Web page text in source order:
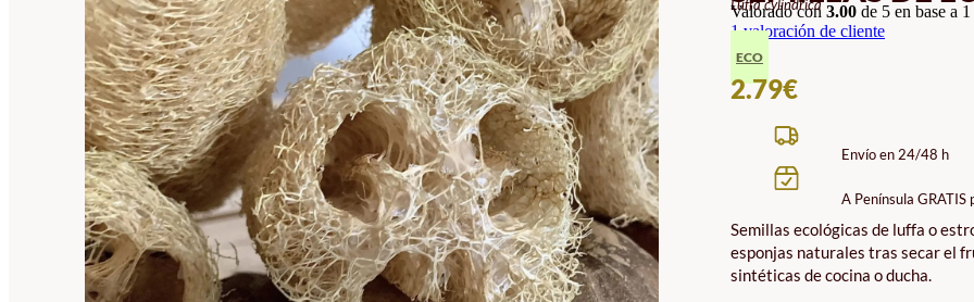
Luffa cylindrica
Valorado con 3.00 de 5 en base a 1
1valoración de cliente
ECO
2.79€
Envío en 24/48 h
A Península GRATIS
Semillas ecológicas de luffa o
esponjas naturales tras secar el
sintéticas de cocina o ducha.